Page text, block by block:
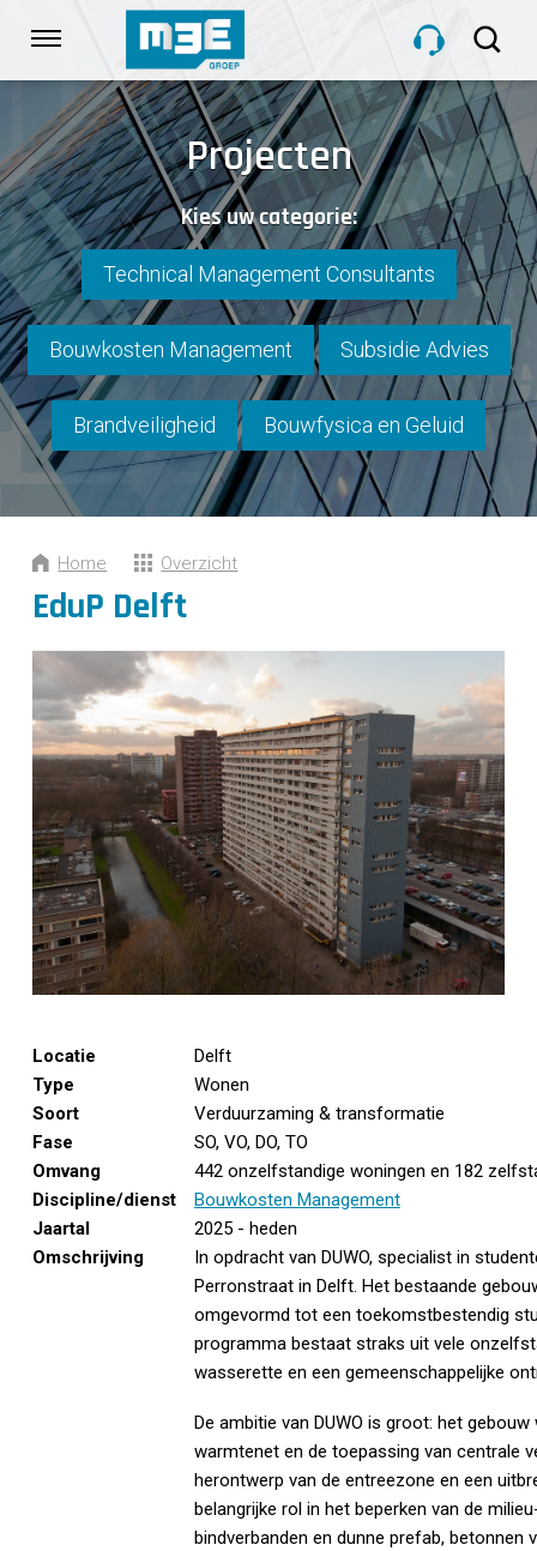
links
Spring
naar
de
inhoud
Spring
naar
navigatie
HOME
DIENSTEN
PROJECTEN
OVER M3E
NIEUWS
CONTACT
Projecten
Kies uw categorie:
Technical Management Consultants
Bouwkosten Management Subsidie Advies
Brandveiligheid Bouwfysica en Geluid
Home Overzicht
EduP Delft
Locatie
Delft
Type
Wonen
Soort
Verduurzaming & transformatie
Fase
SO, VO, DO, TO
Omvang
442 onzelfstandige woningen en 182
Discipline/dienst
Bouwkosten Management
Jaartal
2025 - heden
Omschrijving
In opdracht van DUWO, specialist in
Perronstraat in Delft. Het bestaande
omgevormd tot een toekomstbestendig
programma bestaat straks uit vele
wasserette en een gemeenschappelijke
De ambitie van DUWO is groot: het
warmtenet en de toepassing van centrale
herontwerp van de entreezone en een
belangrijke rol in het beperken van de
bindverbanden en dunne prefab, betonnen